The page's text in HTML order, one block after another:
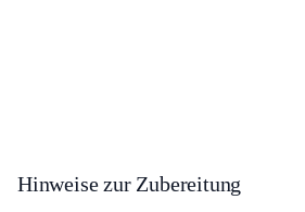
Hinweise zur Zubereitung